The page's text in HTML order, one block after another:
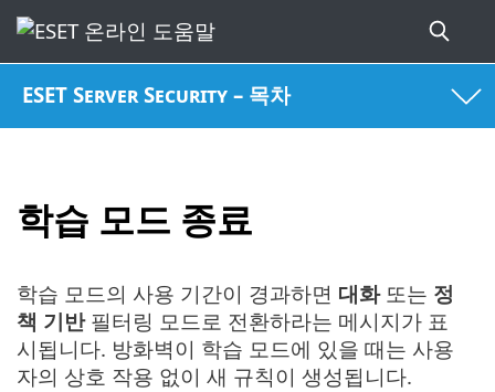
ESET Server Security – 목차
학습 모드 종료
학습 모드의 사용 기간이 경과하면 대화또는 정
책 기반필터링 모드로 전환하라는 메시지가 표
시됩니다. 방화벽이 학습 모드에 있을 때는 사용
자의 상호 작용 없이 새 규칙이 생성됩니다.